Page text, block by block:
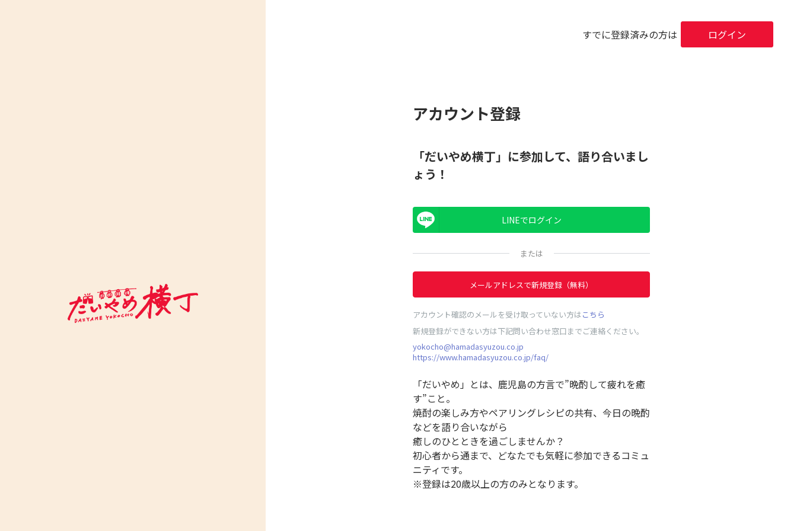
すでに登録済みの方は ログイン
アカウント登録
「だいやめ横丁」に参加して、語り合いまし
ょう！
LINEでログイン
または
メールアドレスで新規登録（無料）
アカウント確認のメールを受け取っていない方はこちら
新規登録ができない方は下記問い合わせ窓口までご連絡ください。
yokocho@hamadasyuzou.co.jp
https://www.hamadasyuzou.co.jp/faq/
「だいやめ」とは、鹿児島の方言で”晩酌して疲れを癒
す”こと。
焼酎の楽しみ方やペアリングレシピの共有、今日の晩酌
などを語り合いながら
癒しのひとときを過ごしませんか？
初心者から通まで、どなたでも気軽に参加できるコミュ
ニティです。
※登録は20歳以上の方のみとなります。